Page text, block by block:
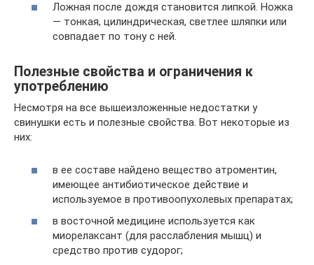
Ложная после дождя становится липкой. Ножка
— тонкая, цилиндрическая, светлее шляпки или
совпадает по тону с ней.
Полезные свойства и ограничения к
употреблению
Несмотря на все вышеизложенные недостатки у
свинушки есть и полезные свойства. Вот некоторые из
них:
в ее составе найдено вещество атроментин,
имеющее антибиотическое действие и
используемое в противоопухолевых препаратах;
в восточной медицине используется как
миорелаксант (для расслабления мышц) и
средство против судорог;